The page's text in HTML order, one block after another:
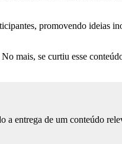
promovendo ideias
mais, se curtiu esse
a entrega de um conteúdo